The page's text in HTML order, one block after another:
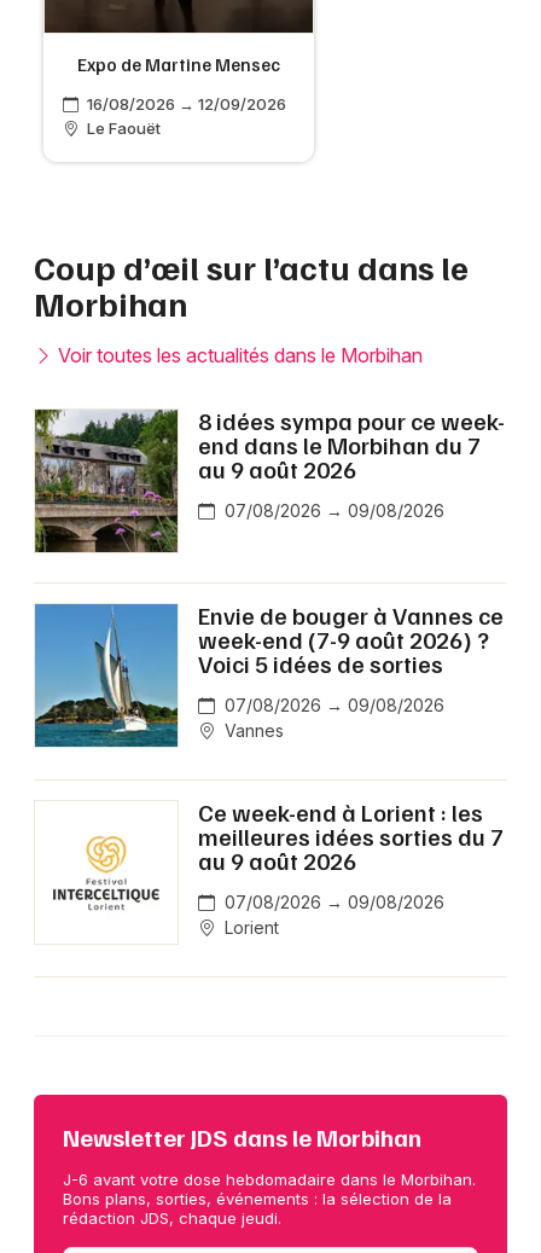
Expo de Martine Mensec
16/08/2026 → 12/09/2026
Le Faouët
Coup d’œil sur l’actu dans le
Morbihan
Voir toutes les actualités dans le Morbihan
8 idées sympa pour ce week-
end dans le Morbihan du 7
au 9 août 2026
07/08/2026 → 09/08/2026
Envie de bouger à Vannes ce
week-end (7-9 août 2026) ?
Voici 5 idées de sorties
07/08/2026 → 09/08/2026
Vannes
Ce week-end à Lorient : les
meilleures idées sorties du 7
au 9 août 2026
07/08/2026 → 09/08/2026
Lorient
Newsletter JDS dans le Morbihan
J-6 avant votre dose hebdomadaire dans le Morbihan.
Bons plans, sorties, événements : la sélection de la
rédaction JDS, chaque jeudi.